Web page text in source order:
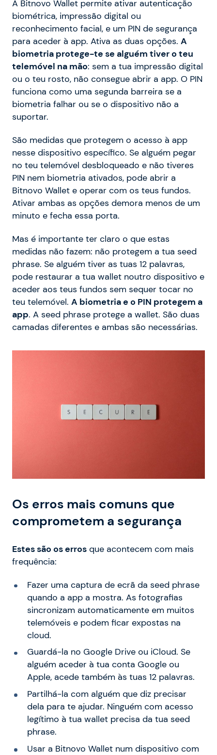
A Bitnovo Wallet permite ativar autenticação
biométrica, impressão digital ou
reconhecimento facial, e um PIN de segurança
para aceder à app. Ativa as duas opções. A
biometria protege-te se alguém tiver o teu
telemóvel na mão: sem a tua impressão digital
ou o teu rosto, não consegue abrir a app. O PIN
funciona como uma segunda barreira se a
biometria falhar ou se o dispositivo não a
suportar.
São medidas que protegem o acesso à app
nesse dispositivo específico. Se alguém pegar
no teu telemóvel desbloqueado e não tiveres
PIN nem biometria ativados, pode abrir a
Bitnovo Wallet e operar com os teus fundos.
Ativar ambas as opções demora menos de um
minuto e fecha essa porta.
Mas é importante ter claro o que estas
medidas não fazem: não protegem a tua seed
phrase. Se alguém tiver as tuas 12 palavras,
pode restaurar a tua wallet noutro dispositivo e
aceder aos teus fundos sem sequer tocar no
teu telemóvel. A biometria e o PIN protegem a
app. A seed phrase protege a wallet. São duas
camadas diferentes e ambas são necessárias.
Os erros mais comuns que
comprometem a segurança
Estes são os erros que acontecem com mais
frequência:
Fazer uma captura de ecrã da seed phrase
quando a app a mostra. As fotografias
sincronizam automaticamente em muitos
telemóveis e podem ficar expostas na
cloud.
Guardá-la no Google Drive ou iCloud. Se
alguém aceder à tua conta Google ou
Apple, acede também às tuas 12 palavras.
Partilhá-la com alguém que diz precisar
dela para te ajudar. Ninguém com acesso
legítimo à tua wallet precisa da tua seed
phrase.
Usar a Bitnovo Wallet num dispositivo com